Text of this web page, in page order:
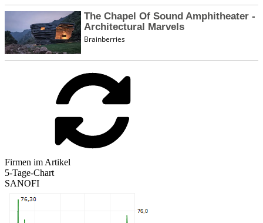
Firmen im Artikel
5-Tage-Chart
SANOFI